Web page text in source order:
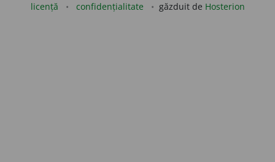
licență confidențialitate găzduit de Hosterion